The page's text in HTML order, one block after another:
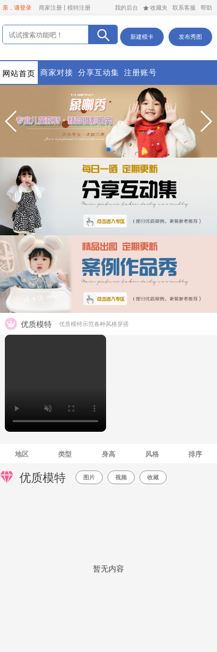
亲，请登录 商家注册 模特注册 我的后台 收藏夹 联系客服 帮助
新建模卡 发布秀图
网站首页 商家对接 分享互动集 注册账号
优质模特 优质模特示范各种风格穿搭
地区 类型 身高 风格 排序
优质模特 图片 视频 收藏
暂无内容